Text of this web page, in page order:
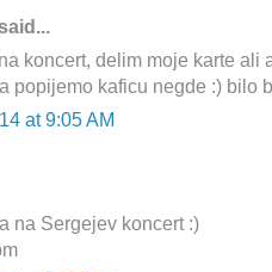
koncert, delim moje karte ali
popijemo kaficu negde :) bilo
at 9:05 AM
na Sergejev koncert :)